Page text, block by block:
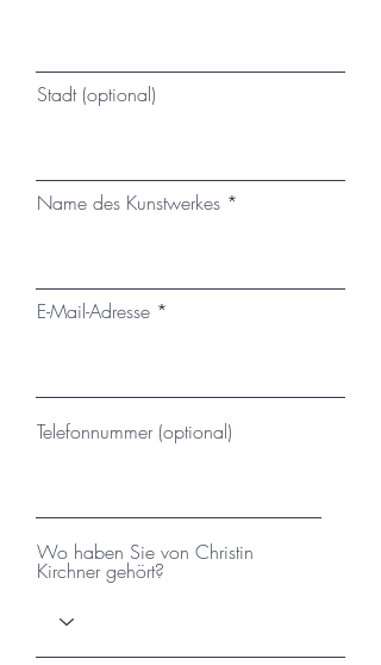
Stadt (optional)
Name des Kunstwerkes
E-Mail-Adresse
Telefonnummer (optional)
Wo haben Sie von Christin
Kirchner gehört?